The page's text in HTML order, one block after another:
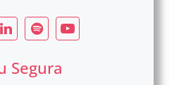
Segura